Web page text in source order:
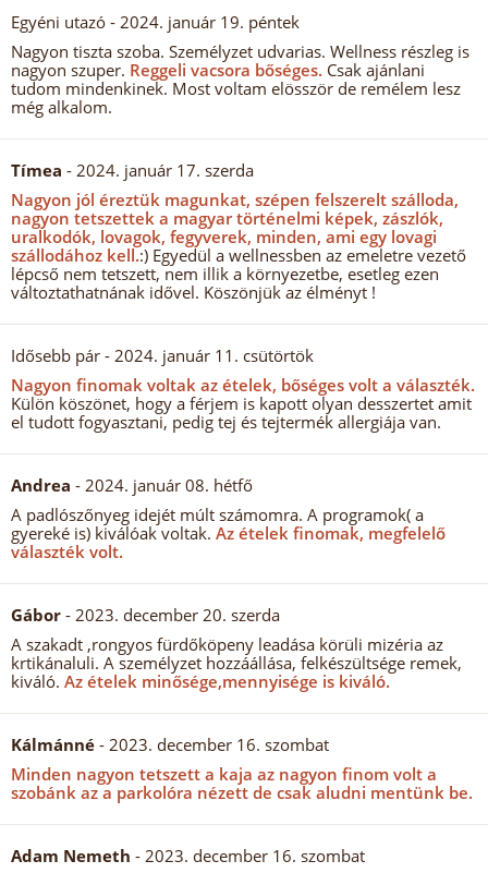
Egyéni utazó - 2024. január 19. péntek
Nagyon tiszta szoba. Személyzet udvarias. Wellness részleg is
nagyon szuper. Reggeli vacsora bőséges. Csak ajánlani
tudom mindenkinek. Most voltam elösször de remélem lesz
még alkalom.
Tímea - 2024. január 17. szerda
Nagyon jól éreztük magunkat, szépen felszerelt szálloda,
nagyon tetszettek a magyar történelmi képek, zászlók,
uralkodók, lovagok, fegyverek, minden, ami egy lovagi
szállodához kell.:) Egyedül a wellnessben az emeletre vezető
lépcső nem tetszett, nem illik a környezetbe, esetleg ezen
változtathatnának idővel. Köszönjük az élményt !
Idősebb pár - 2024. január 11. csütörtök
Nagyon finomak voltak az ételek, bőséges volt a választék.
Külön köszönet, hogy a férjem is kapott olyan desszertet amit
el tudott fogyasztani, pedig tej és tejtermék allergiája van.
Andrea - 2024. január 08. hétfő
A padlószőnyeg idejét múlt számomra. A programok( a
gyereké is) kiválóak voltak. Az ételek finomak, megfelelő
választék volt.
Gábor - 2023. december 20. szerda
A szakadt ,rongyos fürdőköpeny leadása körüli mizéria az
krtikánaluli. A személyzet hozzáállása, felkészültsége remek,
kiváló. Az ételek minősége,mennyisége is kiváló.
Kálmánné - 2023. december 16. szombat
Minden nagyon tetszett a kaja az nagyon finom volt a
szobánk az a parkolóra nézett de csak aludni mentünk be.
Adam Nemeth - 2023. december 16. szombat